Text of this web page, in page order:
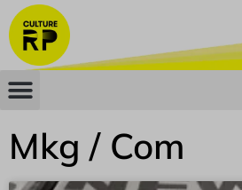
Mkg / Com